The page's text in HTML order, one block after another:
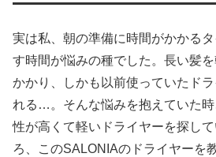
実は私、朝の準備に時間がかかる
す時間が悩みの種でした。長い髪
かかり、しかも以前使っていたド
れる…。そんな悩みを抱えていた
性が高くて軽いドライヤーを探し
ろ、このSALONIAのドライヤーを